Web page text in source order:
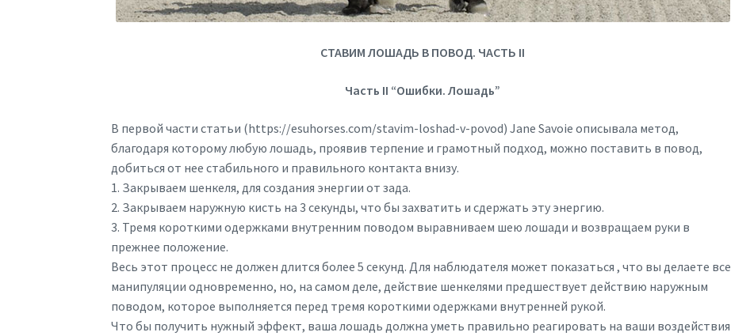
СТАВИМ ЛОШАДЬ В ПОВОД. ЧАСТЬ II
Часть II “Ошибки. Лошадь”
В первой части статьи (https://esuhorses.com/stavim-loshad-v-povod) Jane Savoie описывала метод,
благодаря которому любую лошадь, проявив терпение и грамотный подход, можно поставить в повод,
добиться от нее стабильного и правильного контакта внизу.
1. Закрываем шенкеля, для создания энергии от зада.
2. Закрываем наружную кисть на 3 секунды, что бы захватить и сдержать эту энергию.
3. Тремя короткими одержками внутренним поводом выравниваем шею лошади и возвращаем руки в
прежнее положение.
Весь этот процесс не должен длится более 5 секунд. Для наблюдателя может показаться , что вы делаете все
манипуляции одновременно, но, на самом деле, действие шенкелями предшествует действию наружным
поводом, которое выполняется перед тремя короткими одержками внутренней рукой.
Что бы получить нужный эффект, ваша лошадь должна уметь правильно реагировать на ваши воздействия